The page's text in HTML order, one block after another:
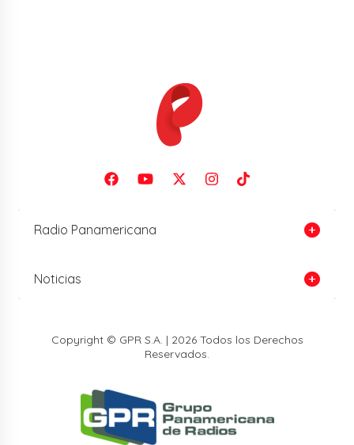
Radio Panamericana
Noticias
Copyright © GPR S.A. | 2026 Todos los Derechos
Reservados.